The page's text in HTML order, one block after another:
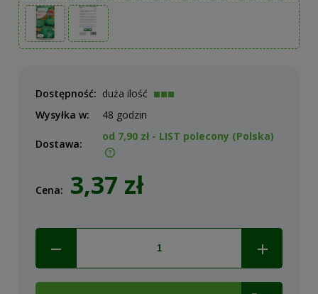
Dostępność: duża ilość
Wysyłka w:
48 godzin
Dostawa:
od 7,90 zł - LIST polecony (Polska)
Cena: 3,37 zł